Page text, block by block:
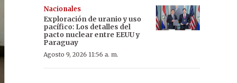
Nacionales
Exploración de uranio y uso
pacífico: Los detalles del
pacto nuclear entre EEUU y
Paraguay
Agosto 9, 2026 11:56 a. m.